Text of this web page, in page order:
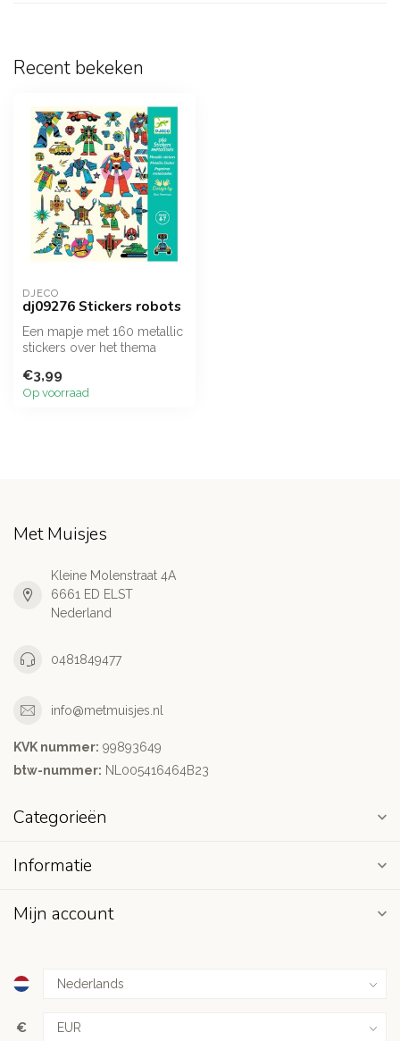
Recent bekeken
DJECO
dj09276 Stickers robots
Een mapje met 160 metallic
stickers over het thema
me...
€3,99
Op voorraad
Met Muisjes
Kleine Molenstraat 4A
6661 ED ELST
Nederland
0481849477
info@metmuisjes.nl
KVK nummer: 99893649
btw-nummer: NL005416464B23
Categorieën
Informatie
Mijn account
€